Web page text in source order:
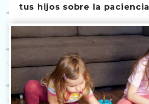
tus hijos sobre la paciencia